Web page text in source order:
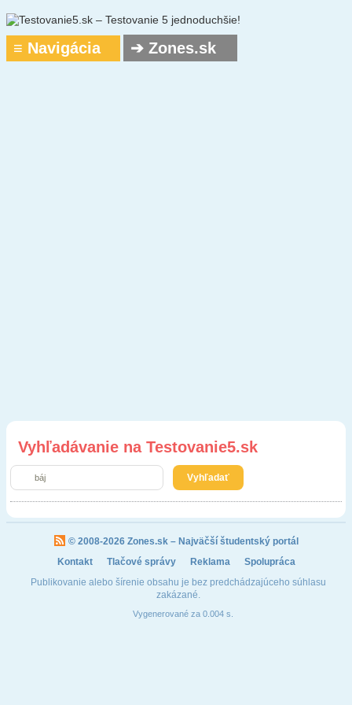
Vyhľadávanie na Testovanie5.sk
© 2008-2026 Zones.sk– Najväčší študentský portál
Kontakt
Tlačové správy Reklama
Spolupráca
Publikovanie alebo šírenie obsahu je bez predchádzajúceho súhlasu
zakázané.
Vygenerované za 0.004 s.